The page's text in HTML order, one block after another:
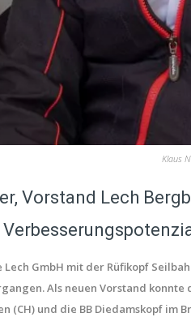
Klaus
Vorstand Lech
GmbH mit der Rüfikopf
Als neuen Vorstand
(CH) und die BB Diedamskopf